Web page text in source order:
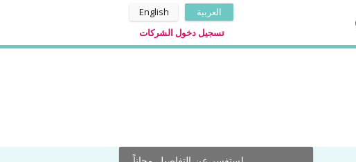
العربية
English
تسجيل دخول الشركات